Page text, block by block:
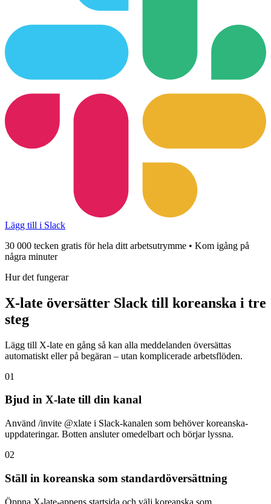
Lägg till i Slack
30 000 tecken gratis för hela ditt arbetsutrymme • Kom igång på
några minuter
Hur det fungerar
X-late översätter Slack till koreanska i tre
steg
Lägg till X-late en gång så kan alla meddelanden översättas
automatiskt eller på begäran – utan komplicerade arbetsflöden.
01
Bjud in X-late till din kanal
Använd /invite @xlate i Slack-kanalen som behöver koreanska-
uppdateringar. Botten ansluter omedelbart och börjar lyssna.
02
Ställ in koreanska som standardöversättning
Öppna X-late-appens startsida och välj koreanska som